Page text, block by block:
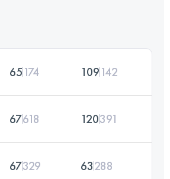
65174 109142
67618 120391
67329 63288